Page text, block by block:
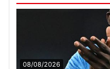
08/08/2026